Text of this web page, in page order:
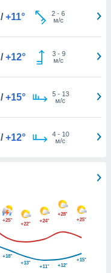
/ +11° 2 -6
м/с
/ +12° 3- 9
м/с
/ +15° 5- 13
м/с
/ +12° 4- 10
м/с
+25°
+22°
+24°
+28°
+25°
+18°
+13°
+11° +12°
+15°